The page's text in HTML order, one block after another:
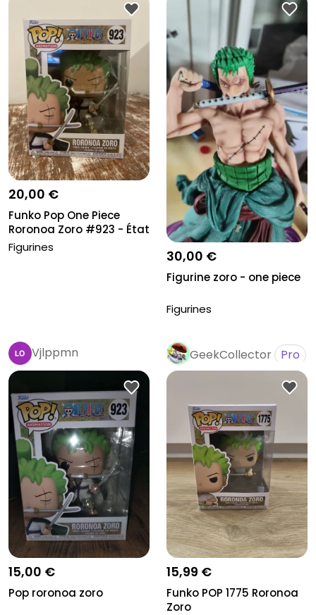
20,00 €
Funko Pop One Piece
Roronoa Zoro #923 - État
Neuf...
Figurines
30,00 €
Figurine zoro - one piece
Figurines
Vjlppmn
15,00 €
Pop roronoa zoro
GeekCollector Pro
15,99 €
Funko POP 1775 Roronoa
Zoro